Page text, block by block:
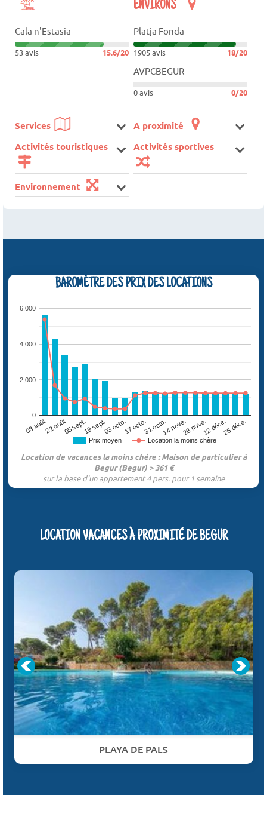
Cala n'Estasia
53 avis 15.6/20
ENVIRONS
Platja Fonda
1905 avis 18/20
AVPCBEGUR
0 avis 0/20
Services
A proximité
Activités touristiques
Activités sportives
Environnement
BAROMÈTRE DES PRIX DES LOCATIONS
Prix moyen Location la moins chère
08 août22 août05 sept.19 sept.03 octo.17 octo.31 octo.14 nove.28 nove.12 déce.26 déce.
0
2,000
4,000
6,000
Location de vacances la moins chère : Maison de particulier à
Begur (Begur) > 361 €
sur la base d'un appartement 4 pers. pour 1 semaine
LOCATION VACANCES À PROXIMITÉ DE BEGUR
PLAYA DE PALS